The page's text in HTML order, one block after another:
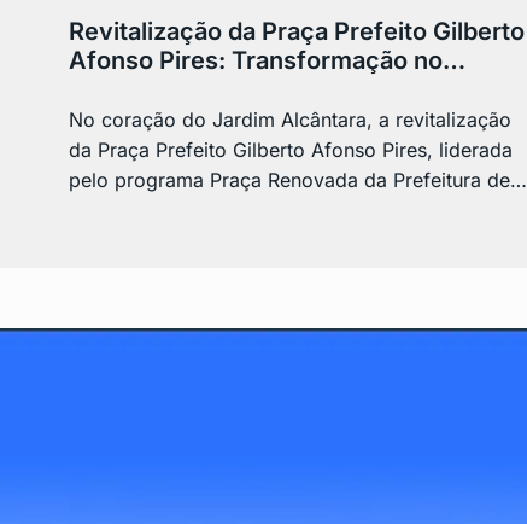
Revitalização da Praça Prefeito Gilberto
Afonso Pires: Transformação no…
No coração do Jardim Alcântara, a revitalização
da Praça Prefeito Gilberto Afonso Pires, liderada
pelo programa Praça Renovada da Prefeitura de…